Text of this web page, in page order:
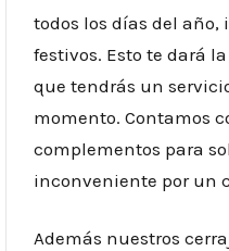
todos los días del año,
festivos. Esto te dará
que tendrás un
momento. Contamos
complementos para
inconveniente por un
Además nuestros